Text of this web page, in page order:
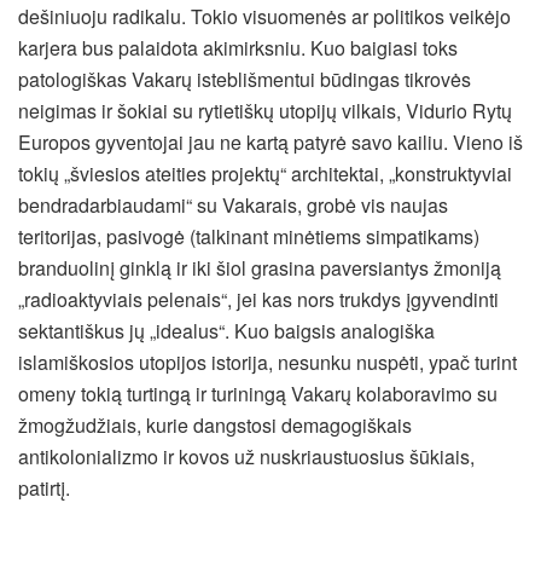
dešiniuoju radikalu. Tokio visuomenės ar politikos veikėjo
karjera bus palaidota akimirksniu. Kuo baigiasi toks
patologiškas Vakarų isteblišmentui būdingas tikrovės
neigimas ir šokiai su rytietiškų utopijų vilkais, Vidurio Rytų
Europos gyventojai jau ne kartą patyrė savo kailiu. Vieno iš
tokių „šviesios ateities projektų“ architektai, „konstruktyviai
bendradarbiaudami“ su Vakarais, grobė vis naujas
teritorijas, pasivogė (talkinant minėtiems simpatikams)
branduolinį ginklą ir iki šiol grasina paversiantys žmoniją
„radioaktyviais pelenais“, jei kas nors trukdys įgyvendinti
sektantiškus jų „idealus“. Kuo baigsis analogiška
islamiškosios utopijos istorija, nesunku nuspėti, ypač turint
omeny tokią turtingą ir turiningą Vakarų kolaboravimo su
žmogžudžiais, kurie dangstosi demagogiškais
antikolonializmo ir kovos už nuskriaustuosius šūkiais,
patirtį.